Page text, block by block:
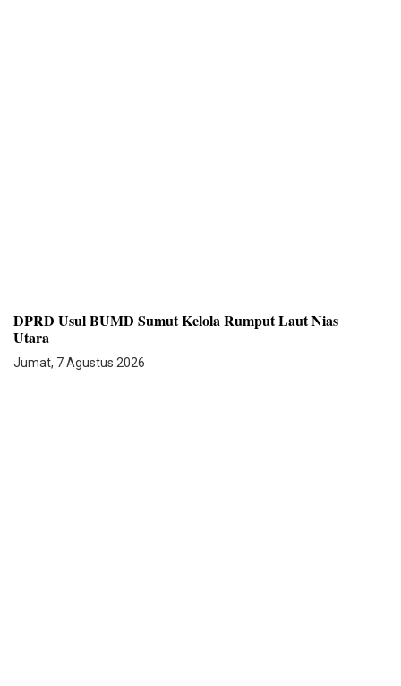
DPRD Usul BUMD Sumut Kelola Rumput Laut Nias
Utara
Jumat, 7 Agustus 2026